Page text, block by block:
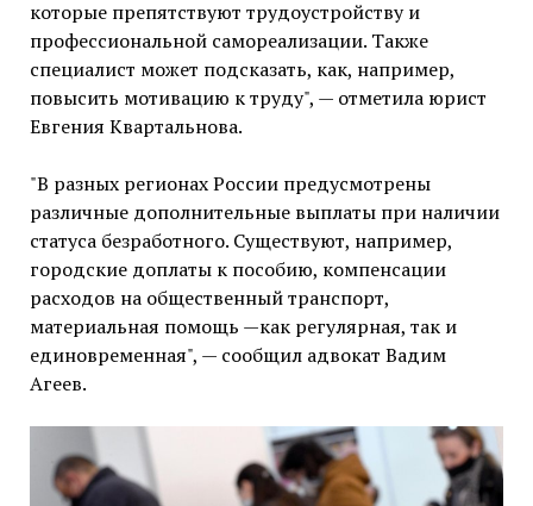
которые препятствуют трудоустройству и
профессиональной самореализации. Также
специалист может подсказать, как, например,
повысить мотивацию к труду", — отметила юрист
Евгения Квартальнова.
"В разных регионах России предусмотрены
различные дополнительные выплаты при наличии
статуса безработного. Существуют, например,
городские доплаты к пособию, компенсации
расходов на общественный транспорт,
материальная помощь —как регулярная, так и
единовременная", — сообщил адвокат Вадим
Агеев.